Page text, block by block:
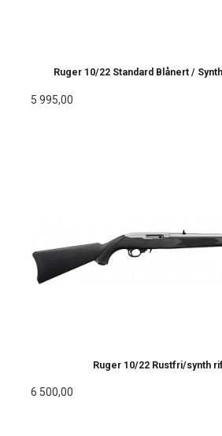
Ruger 10/22 Standard Blånert /
5 995,00
Ruger 10/22 Rustfri/synth
6 500,00